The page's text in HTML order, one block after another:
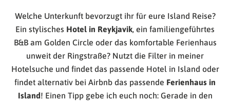
Welche Unterkunft bevorzugt ihr für eure Island Reise?
Ein stylisches Hotel in Reykjavik, ein familiengeführtes
B&B am Golden Circle oder das komfortable Ferienhaus
unweit der Ringstraße? Nutzt die Filter in meiner
Hotelsuche und findet das passende Hotel in Island oder
findet alternativ bei Airbnb das passende Ferienhaus in
Island! Einen Tipp gebe ich euch noch: Gerade in den